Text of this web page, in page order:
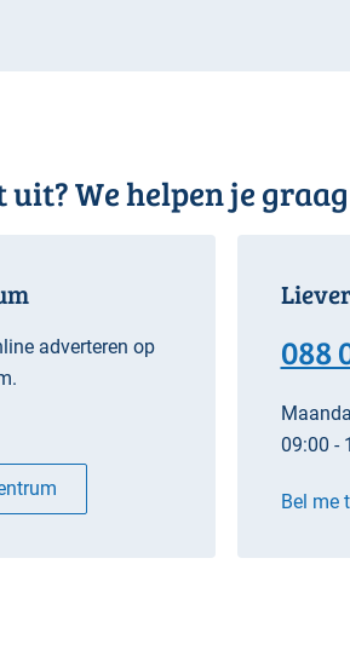
uit? We helpen je
adverteren op
088
09:00 -
Bel me